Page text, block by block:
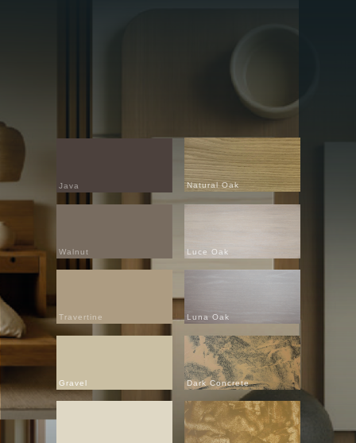
Java Natural Oak
Luce Oak
Luna Oak
Dark Concrete
Walnut
Travertine
Gravel